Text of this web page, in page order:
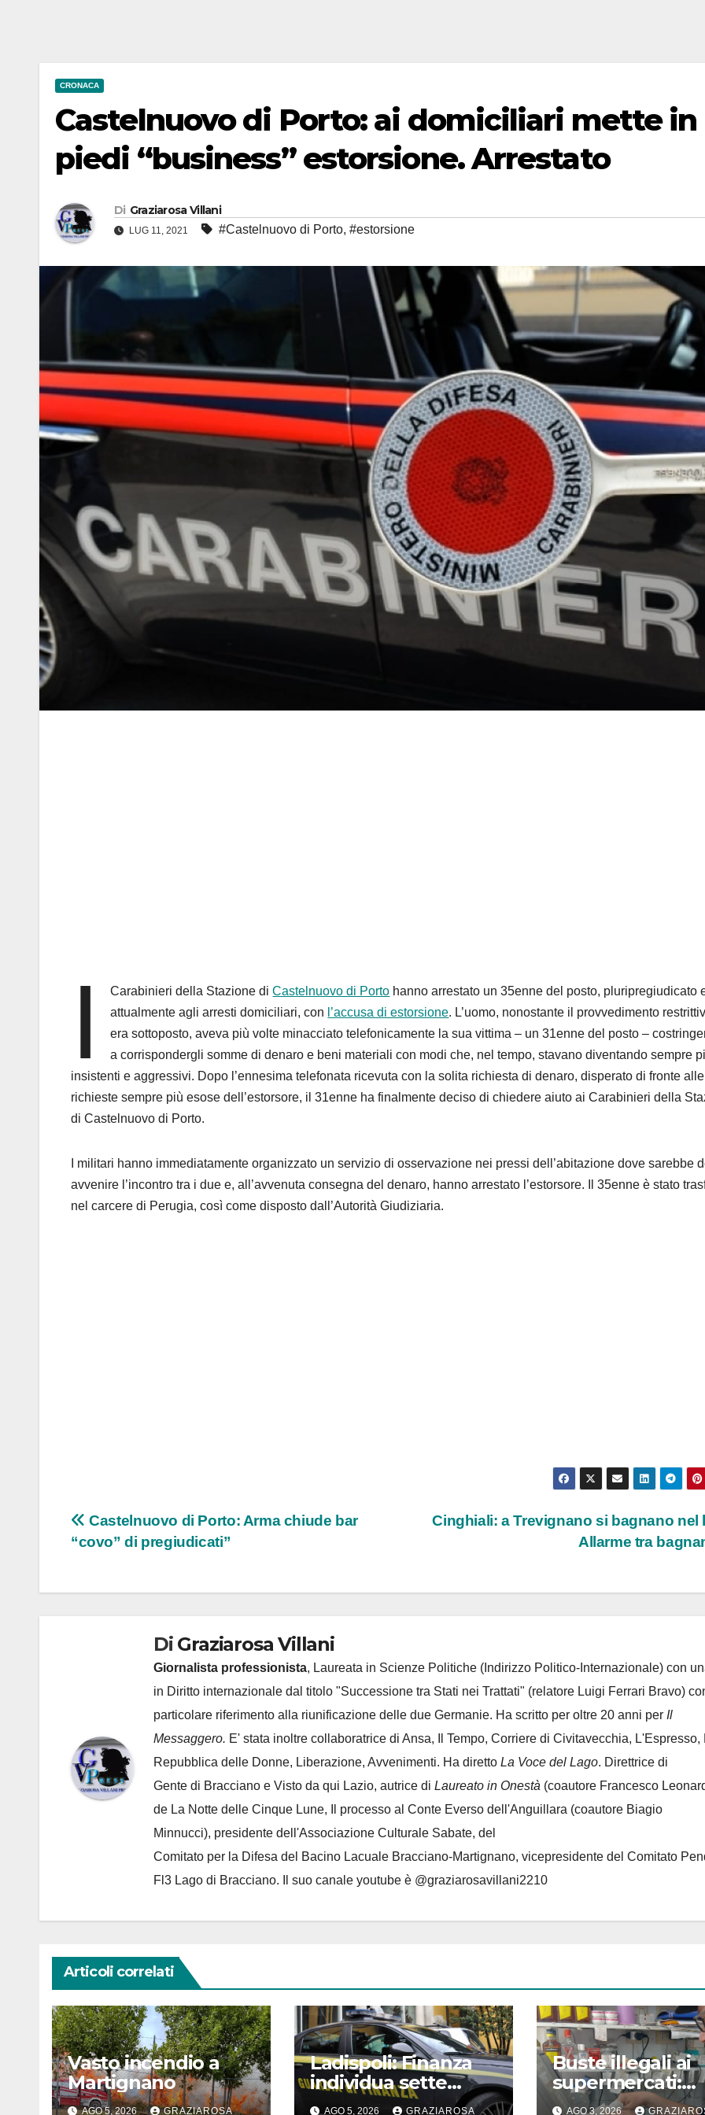
CRONACA
Castelnuovo di Porto: ai domiciliari mette in
piedi “business” estorsione. Arrestato
Di Graziarosa Villani
LUG 11, 2021 #Castelnuovo di Porto, #estorsione
I Carabinieri della Stazione diCastelnuovo di Porto hanno arrestato un 35enne del posto, pluripregiudicato
attualmente agli arresti domiciliari, con l’accusa di estorsione. L’uomo, nonostante il provvedimento
era sottoposto, aveva più volte minacciato telefonicamente la sua vittima – un 31enne del posto –
a corrispondergli somme di denaro e beni materiali con modi che, nel tempo, stavano diventando sempre
insistenti e aggressivi. Dopo l’ennesima telefonata ricevuta con la solita richiesta di denaro, disperato di fronte alle
richieste sempre più esose dell’estorsore, il 31enne ha finalmente deciso di chiedere aiuto ai Carabinieri della
di Castelnuovo di Porto.
I militari hanno immediatamente organizzato un servizio di osservazione nei pressi dell’abitazione dove sarebbe
avvenire l’incontro tra i due e, all’avvenuta consegna del denaro, hanno arrestato l’estorsore. Il 35enne è stato
nel carcere di Perugia, così come disposto dall’Autorità Giudiziaria.
Navigazione
articoli
Cinghiali: a Trevignano si bagnano nel
Allarme tra
Castelnuovo di Porto: Arma chiude bar
“covo” di pregiudicati”
Di Graziarosa Villani
Giornalista professionista, Laureata in Scienze Politiche (Indirizzo Politico-Internazionale) con
in Diritto internazionale dal titolo "Successione tra Stati nei Trattati" (relatore Luigi Ferrari Bravo)
particolare riferimento alla riunificazione delle due Germanie. Ha scritto per oltre 20 anni per Il
Messaggero. E' stata inoltre collaboratrice di Ansa, Il Tempo, Corriere di Civitavecchia, L'Espresso,
Repubblica delle Donne, Liberazione, Avvenimenti. Ha diretto La Voce del Lago. Direttrice di
Gente di Bracciano e Visto da qui Lazio, autrice di Laureato in Onestà (coautore Francesco
de La Notte delle Cinque Lune, Il processo al Conte Everso dell'Anguillara (coautore Biagio
Minnucci), presidente dell'Associazione Culturale Sabate, del
Comitato per la Difesa del Bacino Lacuale Bracciano-Martignano, vicepresidente del Comitato
Fl3 Lago di Bracciano. Il suo canale youtube è @graziarosavillani2210
Articoli correlati
Vasto incendio a
Martignano
AGO 5, 2026 GRAZIAROSA
Ladispoli: Finanza
individua sette
lavoratori irregolari
AGO 5, 2026 GRAZIAROSA
Buste illegali ai
supermercati:
multe fino a
AGO 3, 2026